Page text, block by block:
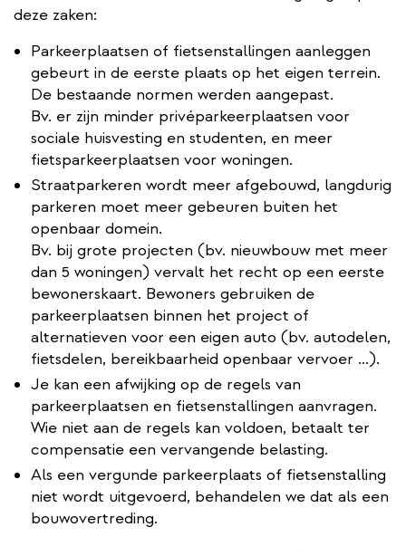
deze zaken:
Parkeerplaatsen of fietsenstallingen aanleggen
gebeurt in de eerste plaats op het eigen terrein.
De bestaande normen werden aangepast.
Bv. er zijn minder privéparkeerplaatsen voor
sociale huisvesting en studenten, en meer
fietsparkeerplaatsen voor woningen.
Straatparkeren wordt meer afgebouwd, langdurig
parkeren moet meer gebeuren buiten het
openbaar domein.
Bv. bij grote projecten (bv. nieuwbouw met meer
dan 5 woningen) vervalt het recht op een eerste
bewonerskaart. Bewoners gebruiken de
parkeerplaatsen binnen het project of
alternatieven voor een eigen auto (bv. autodelen,
fietsdelen, bereikbaarheid openbaar vervoer …).
Je kan een afwijking op de regels van
parkeerplaatsen en fietsenstallingen aanvragen.
Wie niet aan de regels kan voldoen, betaalt ter
compensatie een vervangende belasting.
Als een vergunde parkeerplaats of fietsenstalling
niet wordt uitgevoerd, behandelen we dat als een
bouwovertreding.